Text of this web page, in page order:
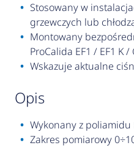
Stosowany w
grzewczych lub
Montowany
ProCalida EF1 / EF1 K /
Wskazuje aktualne
opis
Wykonany z poliamidu
Zakres pomiarowy